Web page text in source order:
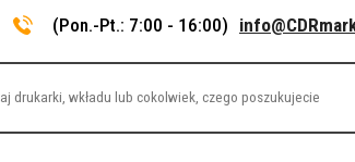
(Pon.-Pt.: 7:00 - 16:00)